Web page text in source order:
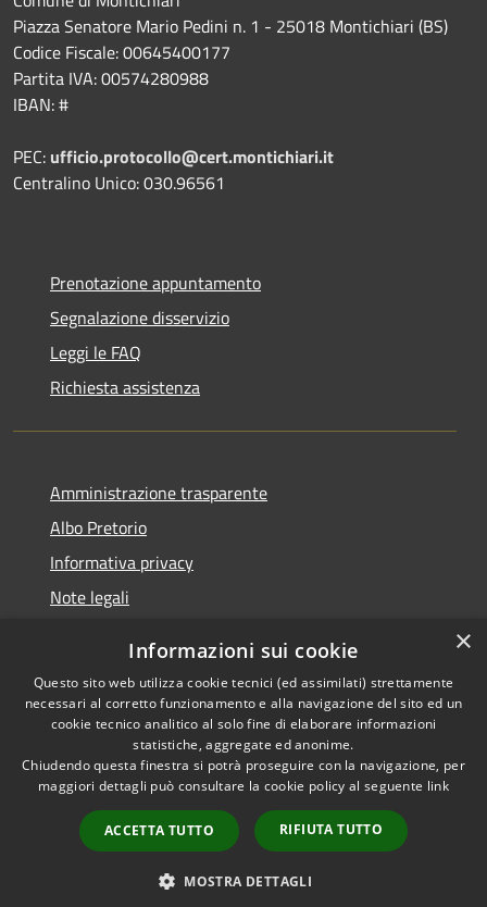
Piazza Senatore Mario Pedini n. 1 - 25018 Montichiari (BS)
Codice Fiscale: 00645400177
Partita IVA: 00574280988
IBAN: #
PEC: ufficio.protocollo@cert.montichiari.it
Centralino Unico: 030.96561
Prenotazione appuntamento
Segnalazione disservizio
Leggi le FAQ
Richiesta assistenza
Amministrazione trasparente
Albo Pretorio
Informativa privacy
Note legali
Whisteblowing
RSS
Accessibilità
Copyright © 2026 • Comune di
Municipium•
Accesso
redazione
×
Informazioni sui cookie
Questo sito web utilizza cookie tecnici (ed assimilati) strettamente
necessari al corretto funzionamento e alla navigazione del sito ed un
cookie tecnico analitico al solo fine di elaborare informazioni
statistiche, aggregate ed anonime.
Chiudendo questa finestra si potrà proseguire con la navigazione, per
maggiori dettagli può consultare la cookie policy al seguente link
ACCETTA TUTTO RIFIUTA TUTTO
MOSTRA DETTAGLI